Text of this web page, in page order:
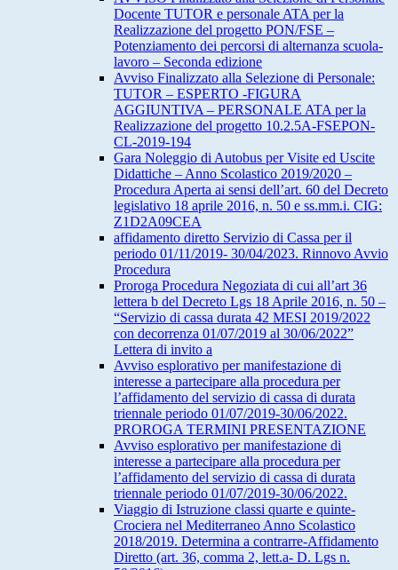
Docente TUTOR e personale ATA per la
Realizzazione del progetto PON/FSE –
Potenziamento dei percorsi di alternanza scuola-
lavoro – Seconda edizione
Avviso Finalizzato alla Selezione di Personale:
TUTOR – ESPERTO -FIGURA
AGGIUNTIVA – PERSONALE ATA per la
Realizzazione del progetto 10.2.5A-FSEPON-
CL-2019-194
Gara Noleggio di Autobus per Visite ed Uscite
Didattiche – Anno Scolastico 2019/2020 –
Procedura Aperta ai sensi dell’art. 60 del Decreto
legislativo 18 aprile 2016, n. 50 e ss.mm.i. CIG:
Z1D2A09CEA
affidamento diretto Servizio di Cassa per il
periodo 01/11/2019- 30/04/2023. Rinnovo Avvio
Procedura
Proroga Procedura Negoziata di cui all’art 36
lettera b del Decreto Lgs 18 Aprile 2016, n. 50 –
“Servizio di cassa durata 42 MESI 2019/2022
con decorrenza 01/07/2019 al 30/06/2022”
Lettera di invito a
Avviso esplorativo per manifestazione di
interesse a partecipare alla procedura per
l’affidamento del servizio di cassa di durata
triennale periodo 01/07/2019-30/06/2022.
PROROGA TERMINI PRESENTAZIONE
Avviso esplorativo per manifestazione di
interesse a partecipare alla procedura per
l’affidamento del servizio di cassa di durata
triennale periodo 01/07/2019-30/06/2022.
Viaggio di Istruzione classi quarte e quinte-
Crociera nel Mediterraneo Anno Scolastico
2018/2019. Determina a contrarre-Affidamento
Diretto (art. 36, comma 2, lett.a- D. Lgs n.